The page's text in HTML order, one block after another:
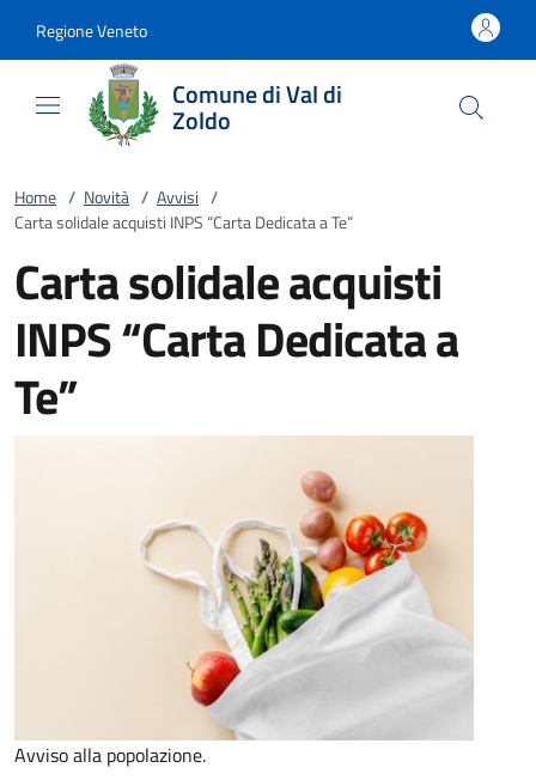
Regione Veneto
Comune di Val di
Zoldo
Home / Novità / Avvisi /
Carta solidale acquisti INPS “Carta Dedicata a Te”
Carta solidale acquisti
INPS “Carta Dedicata a
Te”
Avviso alla popolazione.